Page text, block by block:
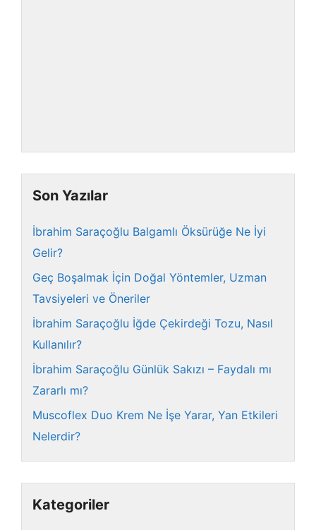
Son Yazılar
İbrahim Saraçoğlu Balgamlı Öksürüğe Ne İyi
Gelir?
Geç Boşalmak İçin Doğal Yöntemler, Uzman
Tavsiyeleri ve Öneriler
İbrahim Saraçoğlu İğde Çekirdeği Tozu, Nasıl
Kullanılır?
İbrahim Saraçoğlu Günlük Sakızı – Faydalı mı
Zararlı mı?
Muscoflex Duo Krem Ne İşe Yarar, Yan Etkileri
Nelerdir?
Kategoriler